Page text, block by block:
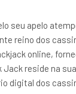
seu apelo
reino dos
online,
reside na
digital dos